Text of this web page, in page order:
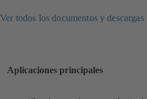
Ver todos los documentos y descargas
Aplicaciones principales